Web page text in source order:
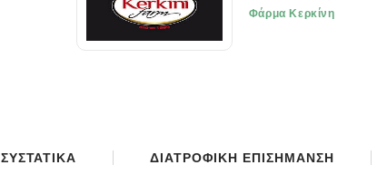
Φάρμα Κερκίνη
ΣΥΣΤΑΤΙΚΑ ΔΙΑΤΡΟΦΙΚΗ ΕΠΙΣΗΜΑΝΣΗ